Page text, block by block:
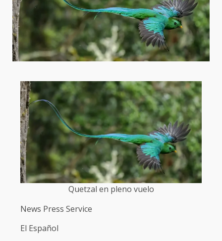
Quetzal en pleno vuelo
News Press Service
El Español